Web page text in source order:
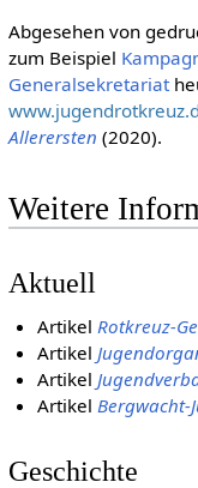
Abgesehen von
zum Beispiel
Generalsekretariat
Allerersten (2020).
Weitere
Aktuell
Artikel Rotkreuz-
Artikel
Artikel
Artikel Bergwacht-
Geschichte